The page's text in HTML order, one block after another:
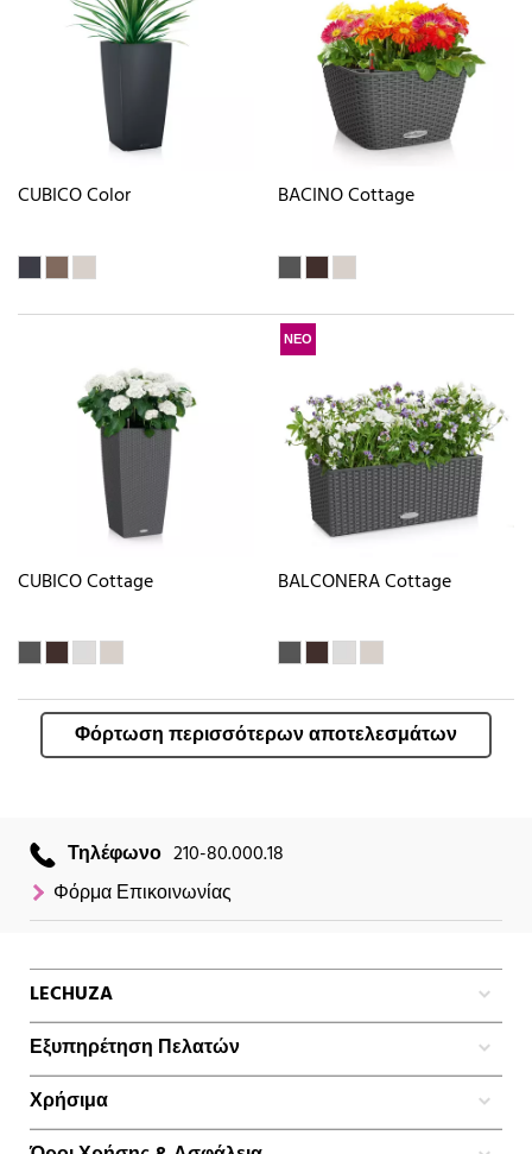
CUBICO Color BACINO Cottage
CUBICO Cottage
ΝΕΟ
BALCONERA Cottage
Φόρτωση περισσότερων αποτελεσμάτων
Τηλέφωνο 210-80.000.18
Φόρμα Επικοινωνίας
LECHUZA
Εξυπηρέτηση Πελατών
Χρήσιμα